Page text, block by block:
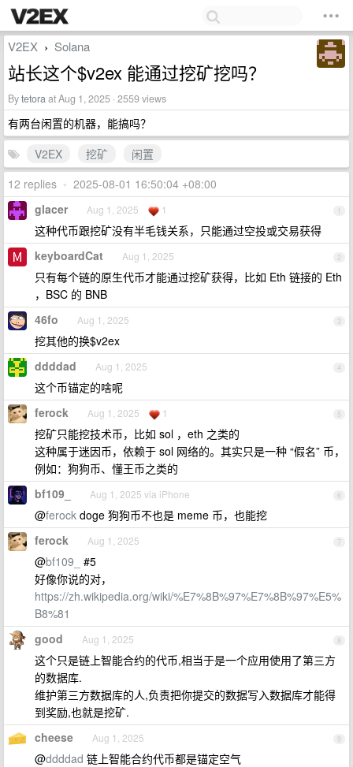
V2EX › Solana
站长这个$v2ex 能通过挖矿挖吗？
Bytetoraat Aug 1, 2025 · 2559 views
有两台闲置的机器，能搞吗？
V2EX
挖矿
闲置
12 replies • 2025-08-01 16:50:04 +08:00
1
glacer Aug 1, 2025 1
这种代币跟挖矿没有半毛钱关系，只能通过空投或交易获得
2
keyboardCat Aug 1, 2025
只有每个链的原生代币才能通过挖矿获得，比如 Eth 链接的 Eth
，BSC 的 BNB
3
46fo Aug 1, 2025
挖其他的换$v2ex
4
ddddad Aug 1, 2025
这个币锚定的啥呢
5
ferock Aug 1, 2025 1
挖矿只能挖技术币，比如 sol ，eth 之类的
这种属于迷因币，依赖于 sol 网络的。其实只是一种 “假名” 币，
例如：狗狗币、懂王币之类的
6
bf109_ Aug 1, 2025 via iPhone
@ferock doge 狗狗币不也是 meme 币，也能挖
7
ferock Aug 1, 2025
@bf109_
#5
好像你说的对，
https://zh.wikipedia.org/wiki/%E7%8B%97%E7%8B%97%E5%
B8%81
8
good Aug 1, 2025
这个只是链上智能合约的代币,相当于是一个应用使用了第三方
的数据库.
维护第三方数据库的人,负责把你提交的数据写入数据库才能得
到奖励,也就是挖矿.
9
cheese Aug 1, 2025
@ddddad 链上智能合约代币都是锚定空气